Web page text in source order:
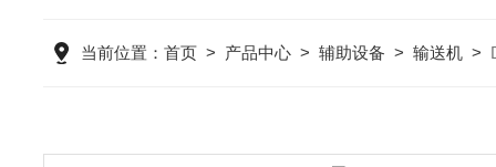
当前位置： 首页 > 产品中心 > 辅助设备 > 输送机 >